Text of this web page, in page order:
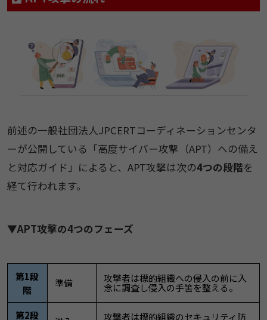
前述の一般社団法人JPCERTコーディネーションセンタ
ーが公開している「高度サイバー攻撃（APT）への備え
と対応ガイド」によると、APT攻撃は次の4つの段階を
経て行われます。
▼APT攻撃の4つのフェーズ
第1段
階
準備 攻撃者は標的組織への侵入の前に入
念に調査し侵入の手筈を整える。
第2段 攻撃者は標的組織のセキュリティ防